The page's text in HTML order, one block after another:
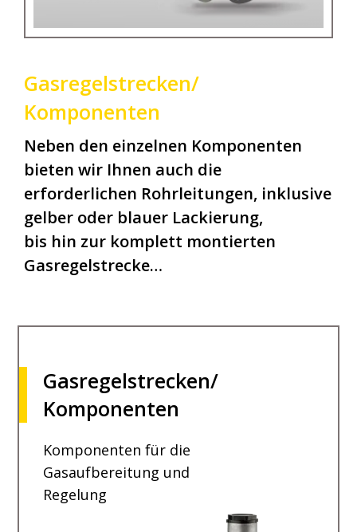
Gasregelstrecken/
Komponenten
Neben den einzelnen Komponenten
bieten wir Ihnen auch die
erforderlichen Rohrleitungen, inklusive
gelber oder blauer Lackierung,
bis hin zur komplett montierten
Gasregelstrecke…
Gasregelstrecken/
Komponenten
Komponenten für die
Gasaufbereitung und
Regelung